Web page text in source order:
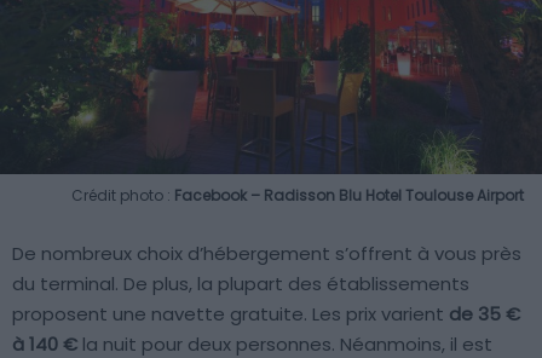
Crédit photo : Facebook – Radisson Blu Hotel Toulouse Airport
De nombreux choix d’hébergement s’offrent à vous près
du terminal. De plus, la plupart des établissements
proposent une navette gratuite. Les prix varient de 35 €
à 140 € la nuit pour deux personnes. Néanmoins, il est